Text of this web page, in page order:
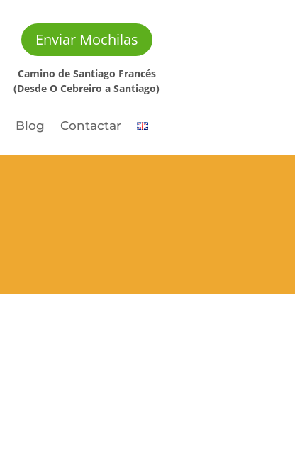
Enviar Mochilas
Camino de Santiago Francés
(Desde O Cebreiro a Santiago)
Blog Contactar